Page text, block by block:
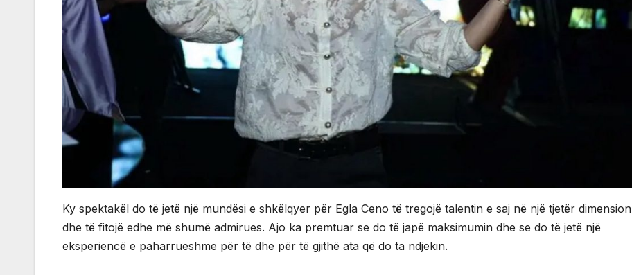
Ky spektakël do të jetë një mundësi e shkëlqyer për Egla Ceno të tregojë talentin e saj në një tjetër dimension
dhe të fitojë edhe më shumë admirues. Ajo ka premtuar se do të japë maksimumin dhe se do të jetë një
eksperiencë e paharrueshme për të dhe për të gjithë ata që do ta ndjekin.